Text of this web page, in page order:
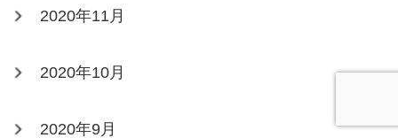
2020年11月
2020年10月
2020年9月